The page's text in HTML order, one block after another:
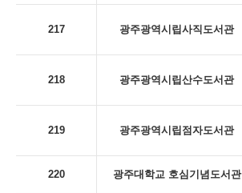
217 광주광역시립사직도서관
218 광주광역시립산수도서관
219 광주광역시립점자도서관
220 광주대학교 호심기념도서관